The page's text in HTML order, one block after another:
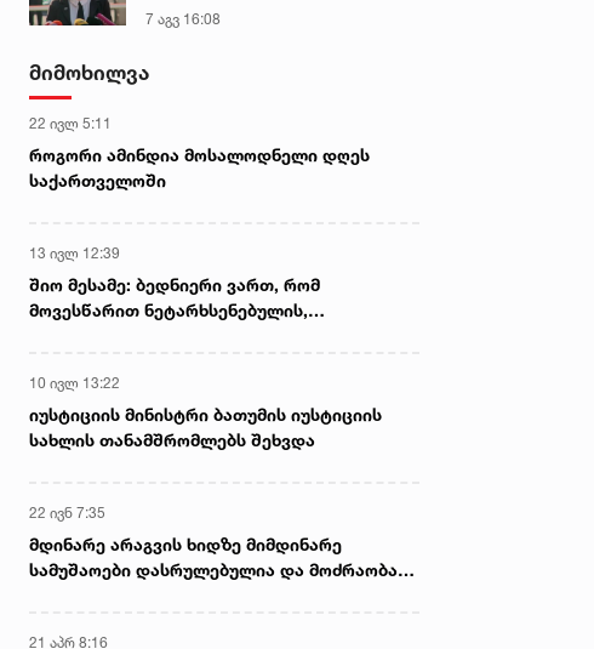
შორის, განიხილავდნენ, როგორ
ჩაიდინა გაბაშვილმა დანაშაული
არასწორად მოიქცა, თუმცა
ეპოქაში სხვანაირად ხდება -
პროკურორი
7 აგვ 16:08
მიმოხილვა
22 ივლ 5:11
როგორი ამინდია მოსალოდნელი დღეს
საქართველოში
13 ივლ 12:39
შიო მესამე: ბედნიერი ვართ, რომ
მოვესწარით ნეტარხსენებულის,
10 ივლ 13:22
იუსტიციის მინისტრი ბათუმის იუსტიციის
სახლის თანამშრომლებს შეხვდა
22 ივნ 7:35
მდინარე არაგვის ხიდზე მიმდინარე
სამუშაოები დასრულებულია და მოძრაობა
21 აპრ 8:16